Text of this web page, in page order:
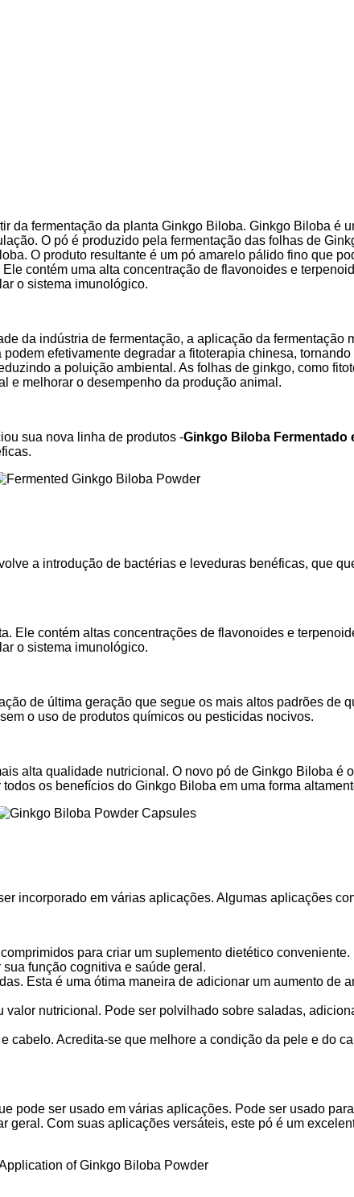
da fermentação da planta Ginkgo Biloba. Ginkgo Biloba é
O pó é produzido pela fermentação das folhas de
O produto resultante é um pó amarelo pálido fino que
contém uma alta concentração de flavonoides e
o sistema imunológico.
da indústria de fermentação, a aplicação da fermentação
efetivamente degradar a fitoterapia chinesa,
a poluição ambiental. As folhas de ginkgo, como
e melhorar o desempenho da produção animal.
sua nova linha de produtos -Ginkgo Biloba Fermentado
a introdução de bactérias e leveduras benéficas, que
Ele contém altas concentrações de flavonoides e
o sistema imunológico.
de última geração que segue os mais altos padrões de
o uso de produtos químicos ou pesticidas nocivos.
alta qualidade nutricional. O novo pó de Ginkgo Biloba é
os benefícios do Ginkgo Biloba em uma forma
incorporado em várias aplicações. Algumas aplicações
para criar um suplemento dietético
função cognitiva e saúde geral.
Esta é uma ótima maneira de adicionar um aumento de
nutricional. Pode ser polvilhado sobre saladas,
cabelo. Acredita-se que melhore a condição da pele e do
pode ser usado em várias aplicações. Pode ser usado
Com suas aplicações versáteis, este pó é um